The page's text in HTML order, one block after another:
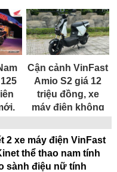
4
Cận cảnh VinFast
Amio S2 giá 12
triệu đồng, xe
máy điện không
cho học sinh
2 xe máy điện VinFast
thể thao nam tính
sành điệu nữ tính